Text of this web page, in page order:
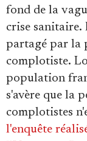
fond de la
crise sanitaire.
partagé par la
complotiste.
population
s'avère que la
complotistes
l'enquête